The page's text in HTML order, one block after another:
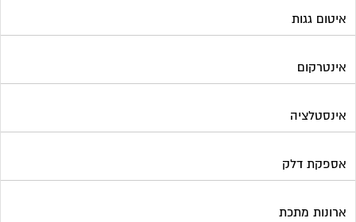
איטום גגות
אינטרקום
אינסטלציה
אספקת דלק
ארונות מתכת